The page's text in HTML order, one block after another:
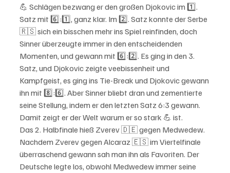
💪 Schlägen bezwang er den großen Djokovic im 1️⃣.
Satz mit 6️⃣:1️⃣, ganz klar. Im 2️⃣. Satz konnte der Serbe
🇷🇸 sich ein bisschen mehr ins Spiel reinfinden, doch
Sinner überzeugte immer in den entscheidenden
Momenten, und gewann mit 6️⃣:2️⃣. Es ging in den 3.
Satz, und Djokovic zeigte veebissenheit und
Kampfgeist, es ging ins Tie-Break und Djokovic gewann
ihn mit 8️⃣:6️⃣. Aber Sinner bliebt dran und zementierte
seine Stellung, indem er den letzten Satz 6:3 gewann.
Damit zeigt er der Welt warum er so stark 💪 ist.
Das 2. Halbfinale hieß Zverev 🇩🇪 gegen Medwedew.
Nachdem Zverev gegen Alcaraz 🇪🇸 im Viertelfinale
überraschend gewann sah man ihn als Favoriten. Der
Deutsche legte los, obwohl Medwedew immer seine